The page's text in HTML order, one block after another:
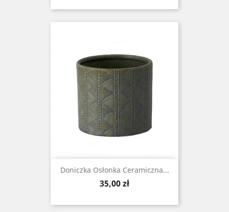
Doniczka Osłonka Ceramiczna...
Cena
35,00 zł